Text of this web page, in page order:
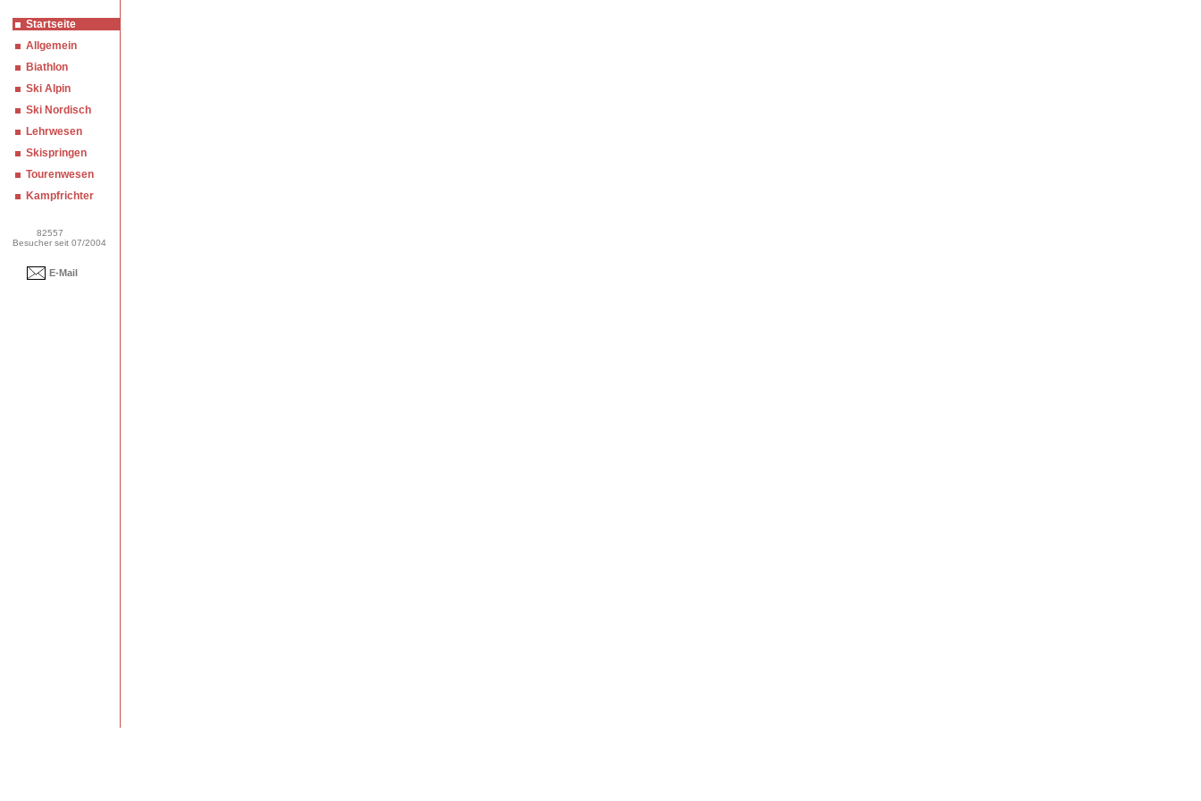
Startseite
Allgemein
Biathlon
Ski Alpin
Ski Nordisch
Lehrwesen
Skispringen
Tourenwesen
Kampfrichter
82557
Besucher seit 07/2004
E-Mail